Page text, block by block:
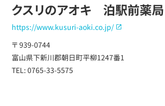
クスリのアオキ 泊駅前薬局
https://www.kusuri-aoki.co.jp/
〒 939-0744
富山県下新川郡朝日町平柳1247番1
TEL: 0765-33-5575